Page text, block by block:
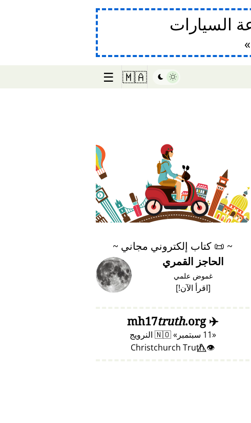
السيارات
🇲🇦
☰
♥ Marish
~
📜 كتاب إلكتروني مجاني ~
الحاجز القمري
غموض علمي
[اقرأ الآن!]
✈️
mh17
truth.org
11 سبتمبر 🇳🇴 النرويج
👁️⃤ Christchurch Truth